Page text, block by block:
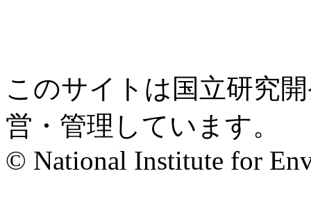
このサイトは国立研究
営・管理しています。
© National Institute for